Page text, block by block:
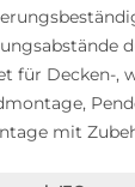
für Decken-,
mit